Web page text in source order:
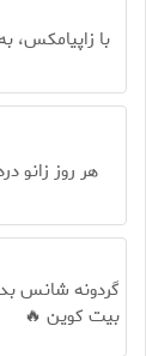
با زاپیامکس،
هر روز زانو
بیت کوین 🔥